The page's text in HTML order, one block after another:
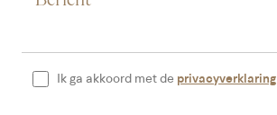
Ik ga akkoord met de privacyverklaring